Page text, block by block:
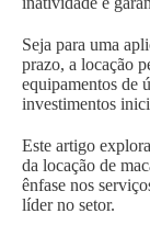
Seja para uma
prazo, a locação
equipamentos de
investimentos
Este artigo
da locação de
ênfase nos
líder no setor.